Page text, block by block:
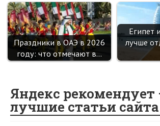
Праздники в ОАЭ в 2026
году: что отмечают в…
Египет
лучше
Яндекс рекомендует
лучшие статьи сайта